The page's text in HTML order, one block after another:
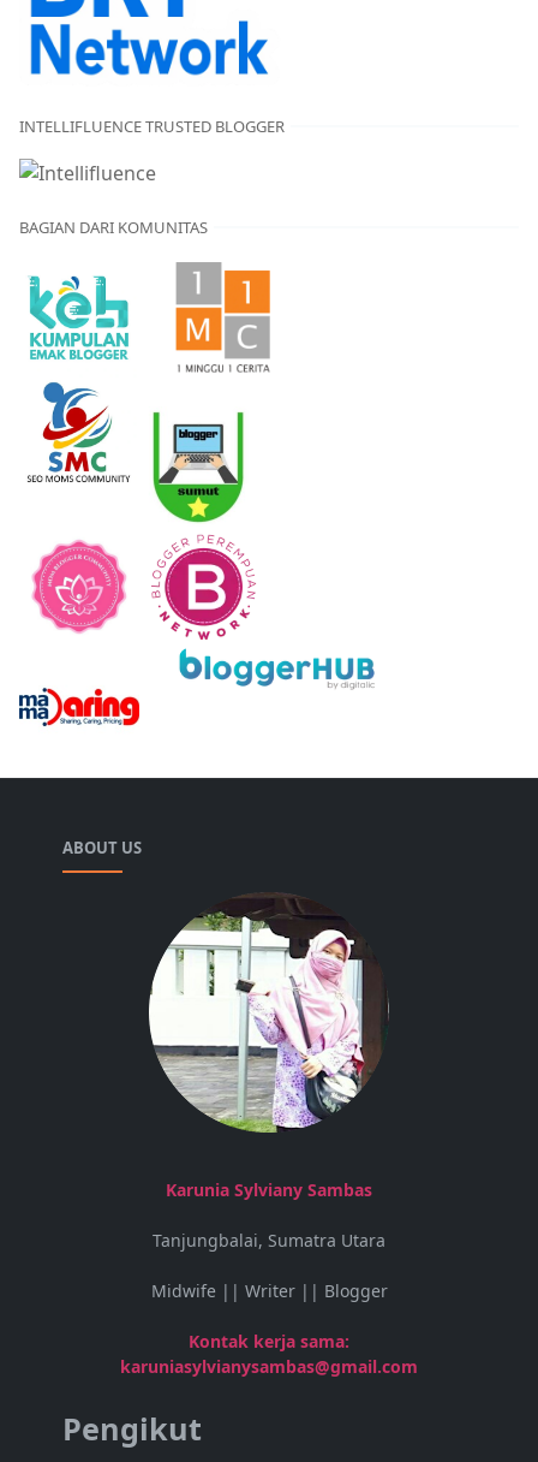
INTELLIFLUENCE TRUSTED BLOGGER
BAGIAN DARI KOMUNITAS
ABOUT US
Karunia Sylviany Sambas
Tanjungbalai, Sumatra Utara
Midwife || Writer || Blogger
Kontak kerja sama:
karuniasylvianysambas@gmail.com
Pengikut